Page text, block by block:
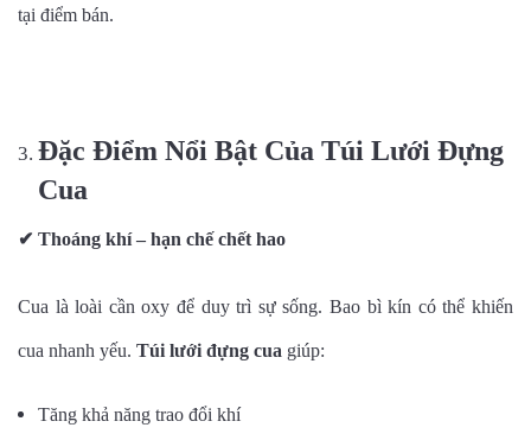
tại điểm bán.
Đặc Điểm Nổi Bật Của Túi Lưới Đựng
Cua
✔ Thoáng khí – hạn chế chết hao
Cua là loài cần oxy để duy trì sự sống. Bao bì kín có thể khiến
cua nhanh yếu. Túi lưới đựng cua giúp:
Tăng khả năng trao đổi khí